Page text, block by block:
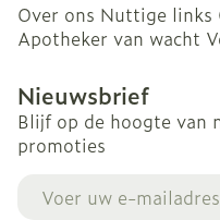
Over ons Nuttige links
Apotheker van wacht
Nieuwsbrief
Blijf op de hoogte van
promoties